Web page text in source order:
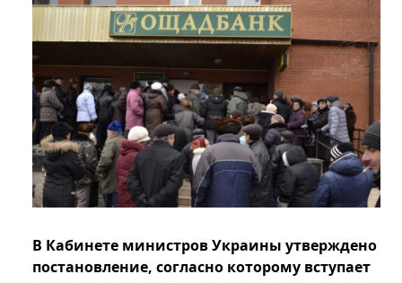
В Кабинете министров Украины утверждено
постановление, согласно которому вступает